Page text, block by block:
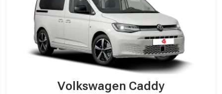
Volkswagen Caddy